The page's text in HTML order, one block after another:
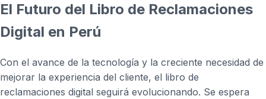
El Futuro del Libro de Reclamaciones
Digital en Perú
Con el avance de la tecnología y la creciente necesidad de
mejorar la experiencia del cliente, el libro de
reclamaciones digital seguirá evolucionando. Se espera